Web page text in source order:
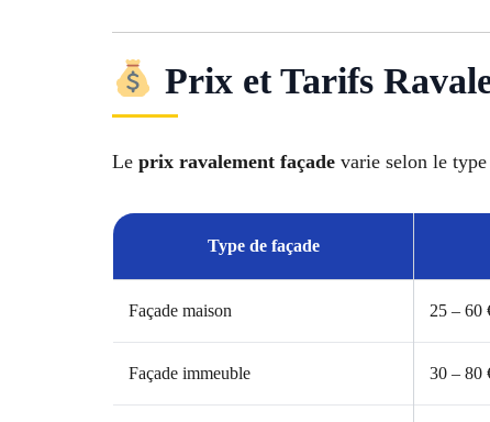
Prix et Tarifs
Le prix ravalement façade varie selon le
Type de façade
Façade maison 25 – 60
Façade immeuble 30 – 80